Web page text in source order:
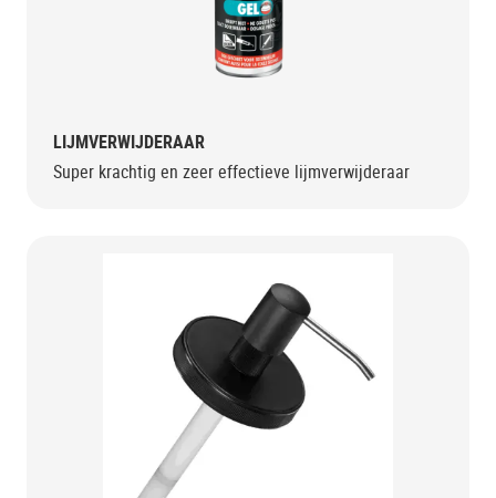
LIJMVERWIJDERAAR
Super krachtig en zeer effectieve lijmverwijderaar